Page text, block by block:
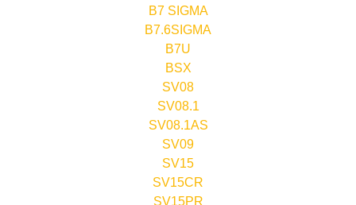
B7 SIGMA
B7.6SIGMA
B7U
BSX
SV08
SV08.1
SV08.1AS
SV09
SV15
SV15CR
SV15PR